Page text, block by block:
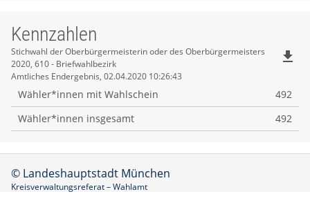
Kennzahlen
Kennzahlen
Stichwahl der Oberbürgermeisterin oder des Oberbürgermeisters
2020, 610 - Briefwahlbezirk
Amtliches Endergebnis, 02.04.2020 10:26:43
file_download
Wähler*innen mit Wahlschein
492
Wähler*innen insgesamt
492
© Landeshauptstadt München
Kreisverwaltungsreferat – Wahlamt